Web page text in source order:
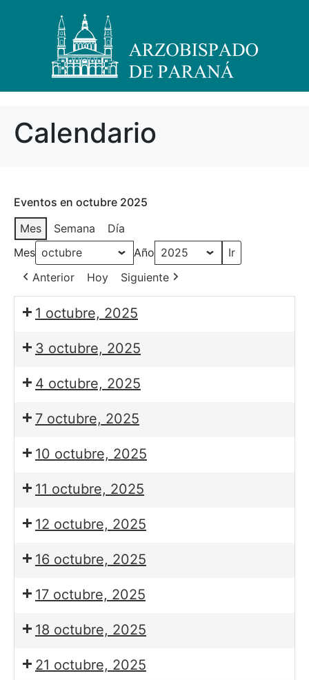
Calendario
Eventos en octubre 2025
Mes
Semana
Día
Mes
Año
Anterior
Hoy Siguiente
1 octubre, 2025
3 octubre, 2025
4 octubre, 2025
7 octubre, 2025
10 octubre, 2025
11 octubre, 2025
12 octubre, 2025
16 octubre, 2025
17 octubre, 2025
18 octubre, 2025
21 octubre, 2025